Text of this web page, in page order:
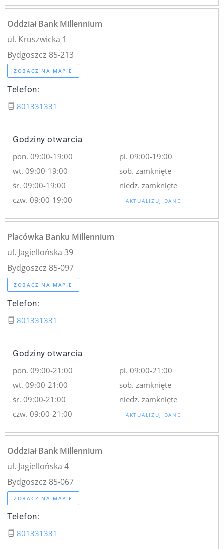
Oddział Bank Millennium
ul. Kruszwicka 1
Bydgoszcz 85-213
ZOBACZ NA MAPIE
Telefon:
801331331
Godziny otwarcia
pon. 09:00-19:00
wt. 09:00-19:00
śr. 09:00-19:00
czw. 09:00-19:00
pi. 09:00-19:00
sob. zamknięte
niedz. zamknięte
AKTUALIZUJ DANE
Placówka Banku Millennium
ul. Jagiellońska 39
Bydgoszcz 85-097
ZOBACZ NA MAPIE
Telefon:
801331331
Godziny otwarcia
pon. 09:00-21:00
wt. 09:00-21:00
śr. 09:00-21:00
czw. 09:00-21:00
pi. 09:00-21:00
sob. zamknięte
niedz. zamknięte
AKTUALIZUJ DANE
Oddział Bank Millennium
ul. Jagiellońska 4
Bydgoszcz 85-067
ZOBACZ NA MAPIE
Telefon:
801331331